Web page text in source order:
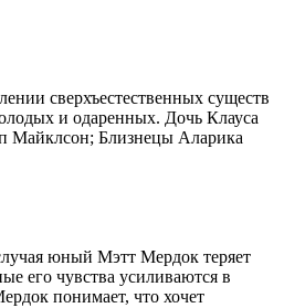
сверхъестественных существ
и одаренных. Дочь Клауса
Майклсон; Близнецы Аларика
юный Мэтт Мердок теряет
его чувства усиливаются в
понимает, что хочет